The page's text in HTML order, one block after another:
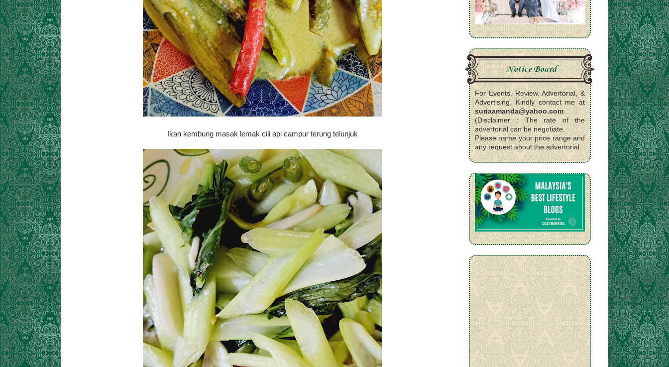
Ikan kembung masak lemak cili api campur terung telunjuk
Notice Board
For Events, Review, Advertorial, &
Advertising. Kindly contact me at
suriaamanda@yahoo.com
(Disclaimer : The rate of the
advertorial can be negotiate.
Please name your price range and
any request about the advertorial.